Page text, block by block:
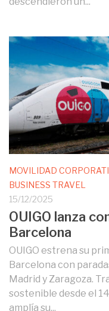
MOVILIDAD
BUSINESS TRAVEL
15/12/2025
OUIGO lanza
Barcelona
OUIGO estrena su
Barcelona con
Madrid y Zaragoza.
sostenible desde el
amplía su...